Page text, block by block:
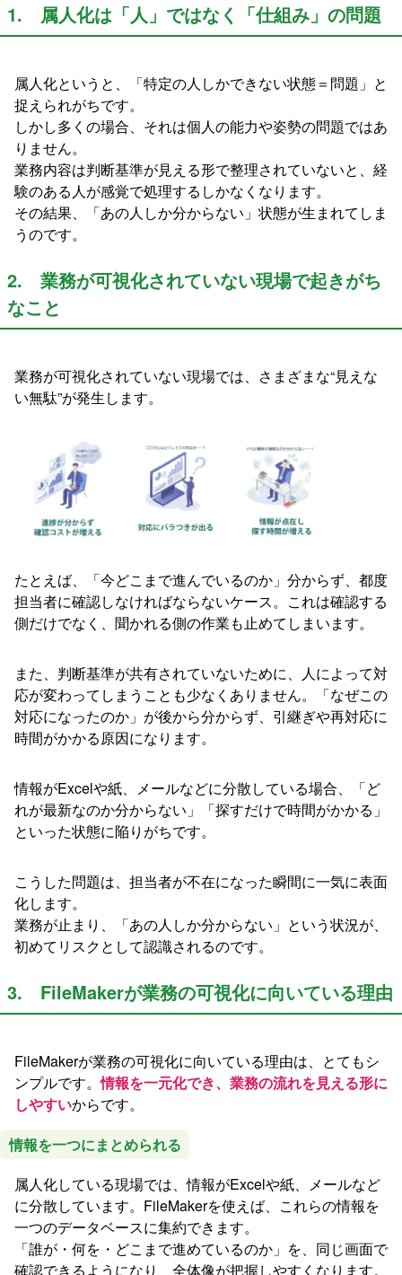
1. 属人化は「人」ではなく「仕組み」の問題
属人化というと、「特定の人しかできない状態＝問題」と
捉えられがちです。
しかし多くの場合、それは個人の能力や姿勢の問題ではあ
りません。
業務内容は判断基準が見える形で整理されていないと、経
験のある人が感覚で処理するしかなくなります。
その結果、「あの人しか分からない」状態が生まれてしま
うのです。
2. 業務が可視化されていない現場で起きがち
なこと
業務が可視化されていない現場では、さまざまな“見えな
い無駄”が発生します。
たとえば、「今どこまで進んでいるのか」分からず、都度
担当者に確認しなければならないケース。これは確認する
側だけでなく、聞かれる側の作業も止めてしまいます。
また、判断基準が共有されていないために、人によって対
応が変わってしまうことも少なくありません。「なぜこの
対応になったのか」が後から分からず、引継ぎや再対応に
時間がかかる原因になります。
情報がExcelや紙、メールなどに分散している場合、「ど
れが最新なのか分からない」「探すだけで時間がかかる」
といった状態に陥りがちです。
こうした問題は、担当者が不在になった瞬間に一気に表面
化します。
業務が止まり、「あの人しか分からない」という状況が、
初めてリスクとして認識されるのです。
3. FileMakerが業務の可視化に向いている理由
FileMakerが業務の可視化に向いている理由は、とてもシ
ンプルです。情報を一元化でき、業務の流れを見える形に
しやすいからです。
情報を一つにまとめられる
属人化している現場では、情報がExcelや紙、メールなど
に分散しています。FileMakerを使えば、これらの情報を
一つのデータベースに集約できます。
「誰が・何を・どこまで進めているのか」を、同じ画面で
確認できるようになり、全体像が把握しやすくなります。